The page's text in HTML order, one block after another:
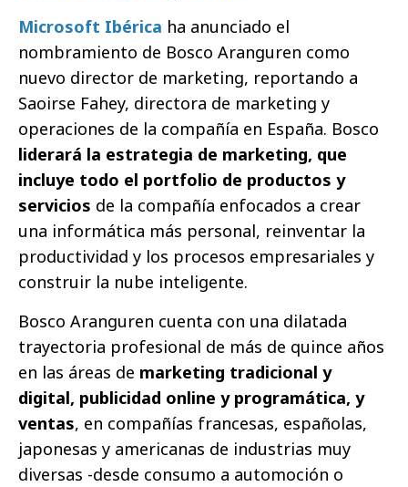
Microsoft Ibérica ha anunciado el
nombramiento de Bosco Aranguren como
nuevo director de marketing, reportando a
Saoirse Fahey, directora de marketing y
operaciones de la compañía en España. Bosco
liderará la estrategia de marketing, que
incluye todo el portfolio de productos y
servicios de la compañía enfocados a crear
una informática más personal, reinventar la
productividad y los procesos empresariales y
construir la nube inteligente.
Bosco Aranguren cuenta con una dilatada
trayectoria profesional de más de quince años
en las áreas de marketing tradicional y
digital, publicidad online y programática, y
ventas, en compañías francesas, españolas,
japonesas y americanas de industrias muy
diversas -desde consumo a automoción o